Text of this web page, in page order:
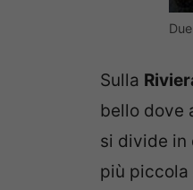
Sulla
bello dove
si divide in
più piccola